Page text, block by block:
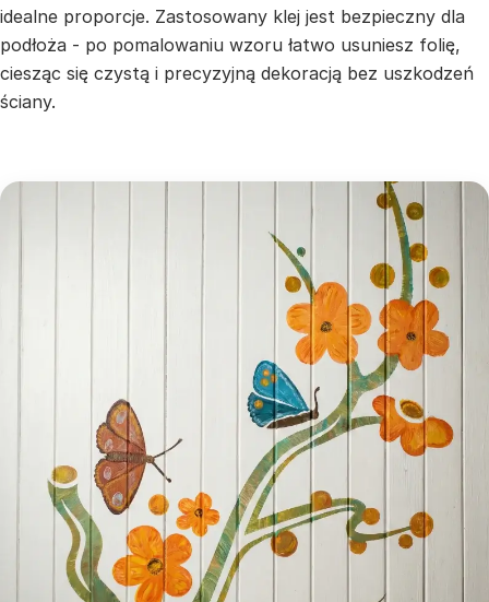
idealne proporcje. Zastosowany klej jest bezpieczny dla
podłoża - po pomalowaniu wzoru łatwo usuniesz folię,
ciesząc się czystą i precyzyjną dekoracją bez uszkodzeń
ściany.